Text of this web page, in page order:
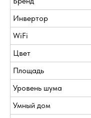
Инвертор
WiFi
Цвет
Площадь
Уровень шума
Умный дом